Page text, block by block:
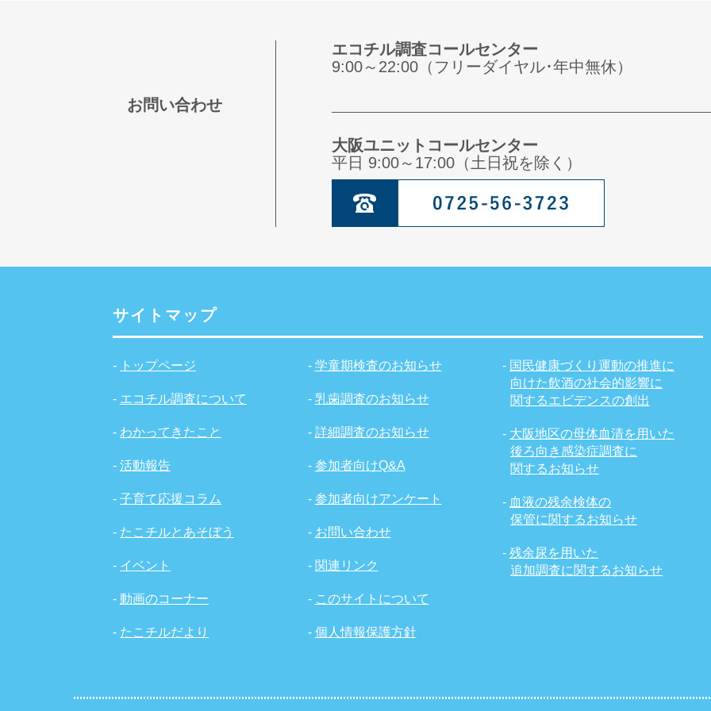
お問い合わせ
エコチル調査コールセンター
9:00～22:00（フリーダイヤル･年中無休）
大阪ユニットコールセンター
平日 9:00～17:00（土日祝を除く）
サイトマップ
- トップページ
- エコチル調査について
- わかってきたこと
- 活動報告
- 子育て応援コラム
- たこチルとあそぼう
- イベント
- 動画のコーナー
- たこチルだより
- 学童期検査のお知らせ
- 乳歯調査のお知らせ
- 詳細調査のお知らせ
- 参加者向けQ&A
- 参加者向けアンケート
- お問い合わせ
- 関連リンク
- このサイトについて
- 個人情報保護方針
- 国民健康づくり運動の推進に
向けた飲酒の社会的影響に
関するエビデンスの創出
- 大阪地区の母体血清を用いた
後ろ向き感染症調査に
関するお知らせ
- 血液の残余検体の
保管に関するお知らせ
-残余尿を用いた
追加調査に関するお知らせ